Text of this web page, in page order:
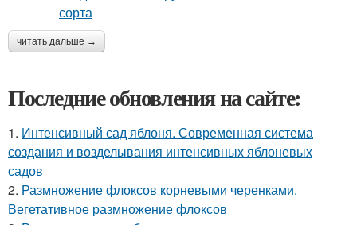
читать дальше →
Последние обновления на сайте:
1. Интенсивный сад яблоня. Современная система
создания и возделывания интенсивных яблоневых
садов
2. Размножение флоксов корневыми черенками.
Вегетативное размножение флоксов